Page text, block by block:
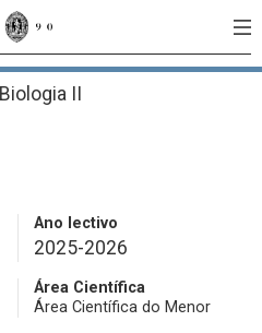
Biologia II
Ano lectivo
2025-2026
Área Científica
Área Científica do Menor